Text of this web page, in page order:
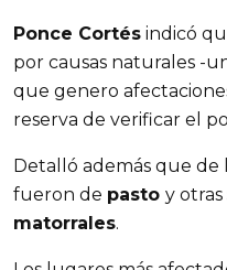
Ponce Cortés indicó
por causas naturales -
que genero
reserva de verificar el
Detalló además que de
fueron de pasto y otras
matorrales.